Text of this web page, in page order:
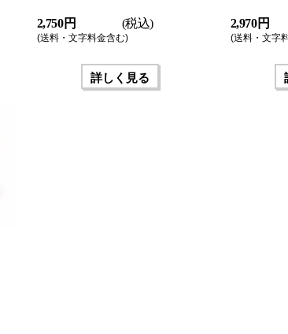
2,750 円 (税込)
(送料・文字料金含む)
詳しく見る
2,970 円
(送料・文字